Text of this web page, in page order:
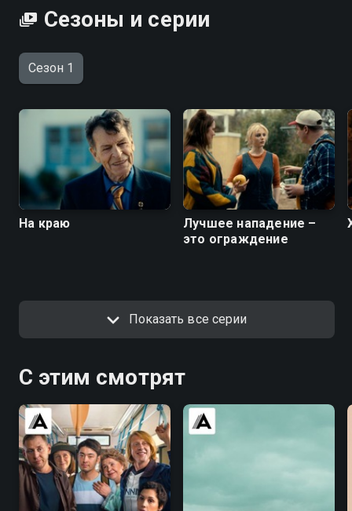
Сезоны и серии
Сезон 1
На краю
Лучшее нападение –
это ограждение
Показать все серии
С этим смотрят